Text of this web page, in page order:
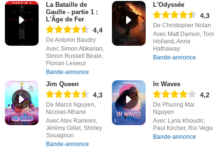
La Bataille de
Gaulle - partie 1 :
L'Âge de Fer
4,4
De Antonin Baudry
Avec Simon Abkarian,
Simon Russell Beale,
Florian Lesieur
Bande-annonce
L'Odyssée
4,3
De Christopher Nolan
Avec Matt Damon, Tom
Holland, Anne
Hathaway
Bande-annonce
Jim Queen
4,3
De Marco Nguyen,
Nicolas Athane
Avec Alex Ramires,
Jérémy Gillet, Shirley
Souagnon
Bande-annonce
In Waves
4,2
De Phuong Mai
Nguyen
Avec Lyna Khoudri,
Paul Kircher, Rio Vega
Bande-annonce